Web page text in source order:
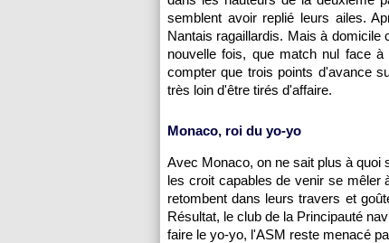
semblent avoir replié leurs ailes.
Nantais ragaillardis. Mais à
nouvelle fois, que match nul face
compter que trois points d'avance
très loin d'être tirés d'affaire.
Monaco, roi du yo-yo
Avec Monaco, on ne sait plus à quoi
les croit capables de venir se mêler
retombent dans leurs travers et
Résultat, le club de la Principauté
faire le yo-yo, l'ASM reste menacé